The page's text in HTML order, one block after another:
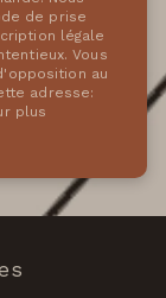
de prise
légale
Vous
au
adresse:
plus